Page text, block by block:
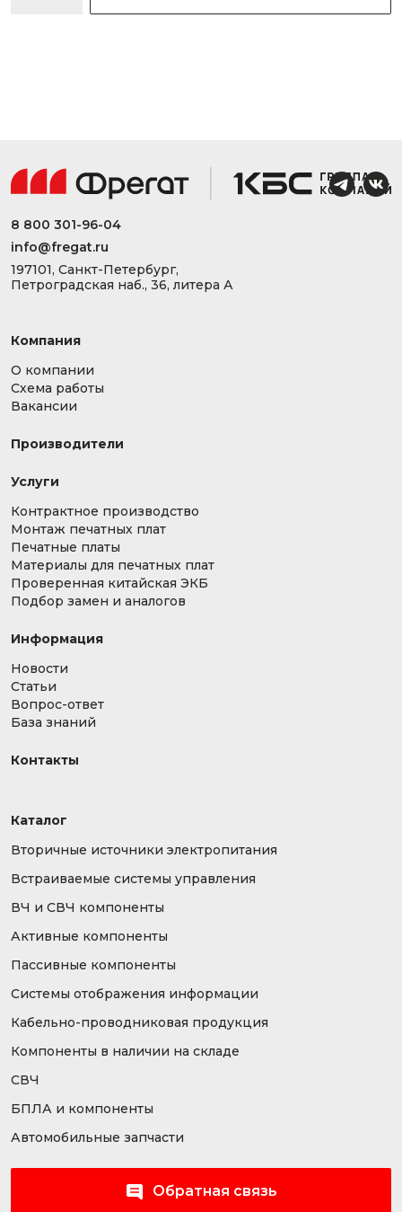
8 800 301-96-04
info@fregat.ru
197101, Санкт-Петербург,
Петроградская наб., 36, литера А
Компания
О компании
Схема работы
Вакансии
Производители
Услуги
Контрактное производство
Монтаж печатных плат
Печатные платы
Материалы для печатных плат
Проверенная китайская ЭКБ
Подбор замен и аналогов
Информация
Новости
Статьи
Вопрос-ответ
База знаний
Контакты
Каталог
Вторичные источники электропитания
Встраиваемые системы управления
ВЧ и СВЧ компоненты
Активные компоненты
Пассивные компоненты
Системы отображения информации
Кабельно-проводниковая продукция
Компоненты в наличии на складе
СВЧ
БПЛА и компоненты
Автомобильные запчасти
Обратная связь